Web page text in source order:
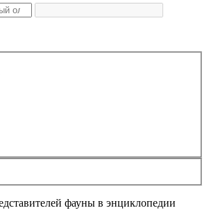
фауны в энциклопедии